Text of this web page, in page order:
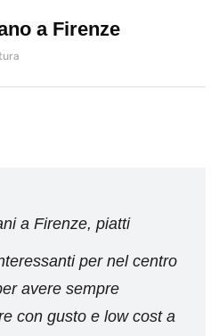
a Firenze
a Firenze, piatti
per nel centro
avere sempre
con gusto e low cost a